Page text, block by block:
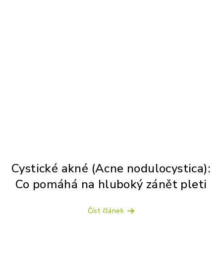
Cystické akné (Acne nodulocystica):
Co pomáhá na hluboký zánět pleti
Číst článek